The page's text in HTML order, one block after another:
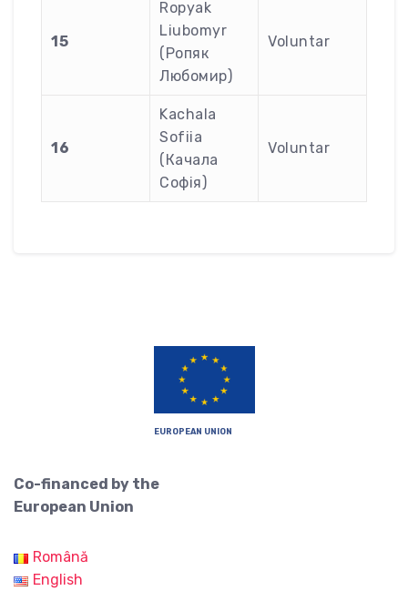
15
Ropyak
Liubomyr
(Ропяк
Любомир)
Voluntar
16
Kachala
Sofiia
(Качала
Софія)
Voluntar
EUROPEAN UNION
Co-financed by the
European Union
Română
English